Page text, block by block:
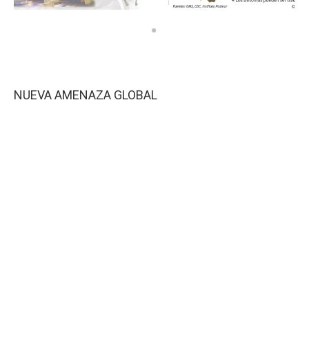
NUEVA AMENAZA GLOBAL